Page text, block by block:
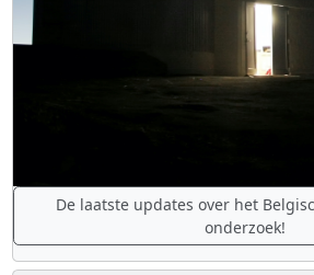
De laatste updates over het
onderzoek!